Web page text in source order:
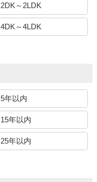
2DK～2LDK
4DK～4LDK
5年以内
15年以内
25年以内